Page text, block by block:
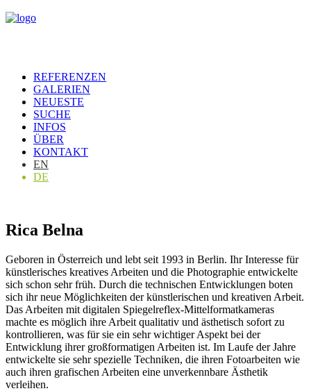
REFERENZEN
GALERIEN
NEUESTE
SUCHE
INFOS
ÜBER
KONTAKT
EN
DE
Rica Belna
Geboren in Österreich und lebt seit 1993 in Berlin. Ihr Interesse für
künstlerisches kreatives Arbeiten und die Photographie entwickelte
sich schon sehr früh. Durch die technischen Entwicklungen boten
sich ihr neue Möglichkeiten der künstlerischen und kreativen Arbeit.
Das Arbeiten mit digitalen Spiegelreflex-Mittelformatkameras
machte es möglich ihre Arbeit qualitativ und ästhetisch sofort zu
kontrollieren, was für sie ein sehr wichtiger Aspekt bei der
Entwicklung ihrer großformatigen Arbeiten ist. Im Laufe der Jahre
entwickelte sie sehr spezielle Techniken, die ihren Fotoarbeiten wie
auch ihren grafischen Arbeiten eine unverkennbare Ästhetik
verleihen.